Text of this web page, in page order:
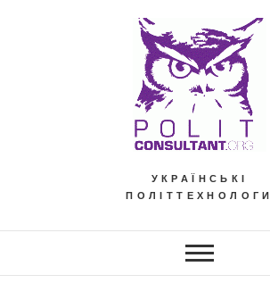
УКРАЇНСЬКІ
ПОЛІТТЕХНОЛОГИ